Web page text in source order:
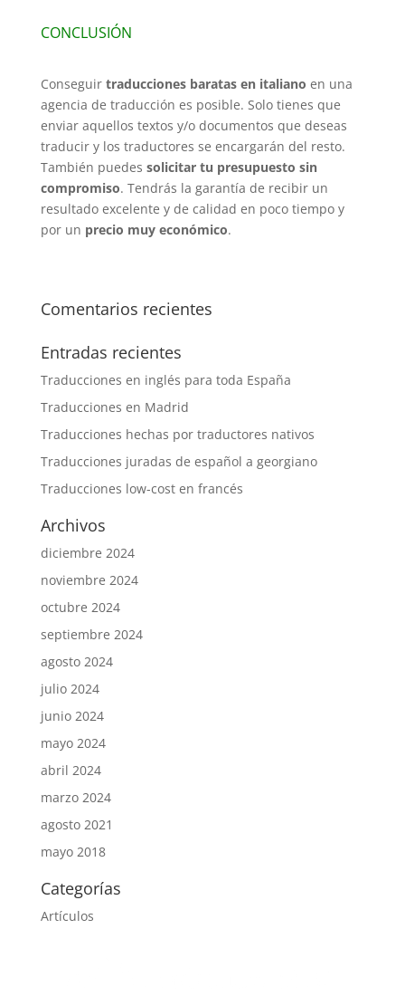
CONCLUSIÓN
Conseguirtraducciones baratas en italiano en una
agencia de traducción es posible. Solo tienes que
enviar aquellos textos y/o documentos que deseas
traducir y los traductores se encargarán del resto.
También puedes solicitar tu presupuesto sin
compromiso. Tendrás la garantía de recibir un
resultado excelente y de calidad en poco tiempo y
por un precio muy económico.
Comentarios recientes
Entradas recientes
Traducciones en inglés para toda España
Traducciones en Madrid
Traducciones hechas por traductores nativos
Traducciones juradas de español a georgiano
Traducciones low-cost en francés
Archivos
diciembre 2024
noviembre 2024
octubre 2024
septiembre 2024
agosto 2024
julio 2024
junio 2024
mayo 2024
abril 2024
marzo 2024
agosto 2021
mayo 2018
Categorías
Artículos